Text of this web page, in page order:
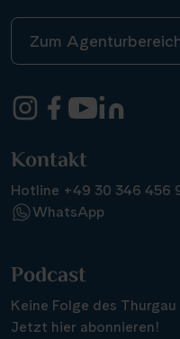
Zum
Kontakt
Hotline +49 30 346 456
WhatsApp
Podcast
Keine Folge des
Jetzt hier abonnieren!